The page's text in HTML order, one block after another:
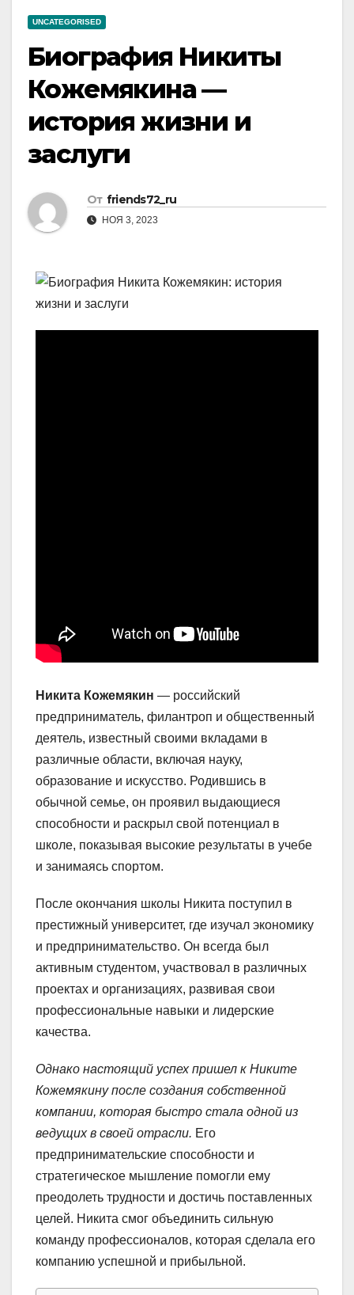
UNCATEGORISED
Биография Никиты
Кожемякина —
история жизни и
заслуги
От friends72_ru
НОЯ 3, 2023
Никита Кожемякин — российский
предприниматель, филантроп и общественный
деятель, известный своими вкладами в
различные области, включая науку,
образование и искусство. Родившись в
обычной семье, он проявил выдающиеся
способности и раскрыл свой потенциал в
школе, показывая высокие результаты в учебе
и занимаясь спортом.
После окончания школы Никита поступил в
престижный университет, где изучал экономику
и предпринимательство. Он всегда был
активным студентом, участвовал в различных
проектах и организациях, развивая свои
профессиональные навыки и лидерские
качества.
Однако настоящий успех пришел к Никите
Кожемякину после создания собственной
компании, которая быстро стала одной из
ведущих в своей отрасли. Его
предпринимательские способности и
стратегическое мышление помогли ему
преодолеть трудности и достичь поставленных
целей. Никита смог объединить сильную
команду профессионалов, которая сделала его
компанию успешной и прибыльной.